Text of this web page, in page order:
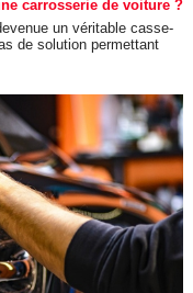
carrosserie de voiture ?
un véritable casse-
de solution permettant